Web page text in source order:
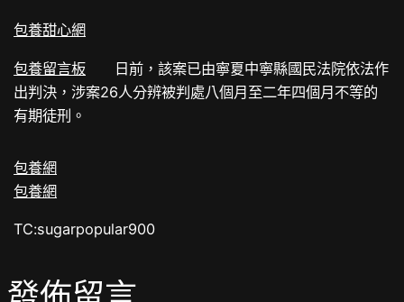
包養甜心網
包養留言板 日前，該案已由寧夏中寧縣國民法院依法作
出判決，涉案26人分辨被判處八個月至二年四個月不等的
有期徒刑。
包養網
包養網
TC:sugarpopular900